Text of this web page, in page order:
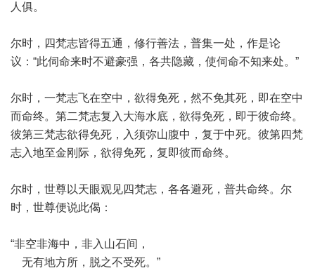
人俱。
尔时，四梵志皆得五通，修行善法，普集一处，作是论
议：“此伺命来时不避豪强，各共隐藏，使伺命不知来处。”
尔时，一梵志飞在空中，欲得免死，然不免其死，即在空中
而命终。第二梵志复入大海水底，欲得免死，即于彼命终。
彼第三梵志欲得免死，入须弥山腹中，复于中死。彼第四梵
志入地至金刚际，欲得免死，复即彼而命终。
尔时，世尊以天眼观见四梵志，各各避死，普共命终。尔
时，世尊便说此偈：
“非空非海中，非入山石间，
无有地方所，脱之不受死。”